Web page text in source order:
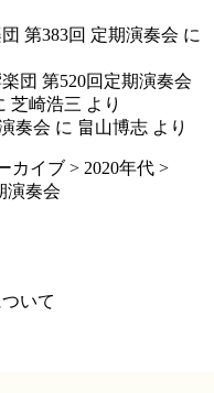
第383回 定期演奏会 に
団 第520回定期演奏会
芝崎浩三 より
奏会 に 畠山博志 より
カイブ > 2020年代 >
演奏会
いて